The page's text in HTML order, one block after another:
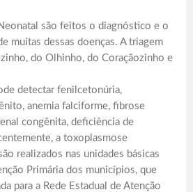
são feitos o diagnóstico e o
muitas dessas doenças. A triagem
do Olhinho, do Coraçãozinho e
detectar fenilcetonúria,
anemia falciforme, fibrose
congênita, deficiência de
a toxoplasmose
realizados nas unidades básicas
Primária dos municípios, que
para a Rede Estadual de Atenção